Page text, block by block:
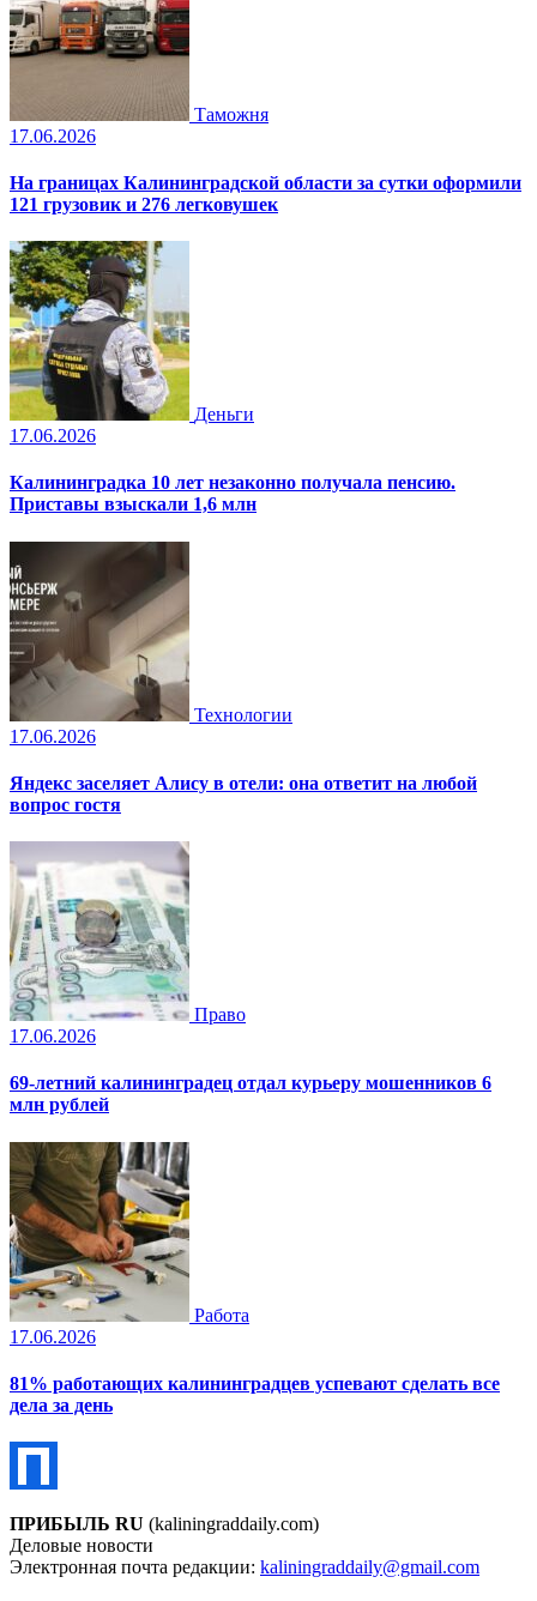
Таможня
17.06.2026
На границах Калининградской области за сутки оформили
121 грузовик и 276 легковушек
Деньги
17.06.2026
Калининградка 10 лет незаконно получала пенсию.
Приставы взыскали 1,6 млн
Технологии
17.06.2026
Яндекс заселяет Алису в отели: она ответит на любой
вопрос гостя
Право
17.06.2026
69-летний калининградец отдал курьеру мошенников 6
млн рублей
Работа
17.06.2026
81% работающих калининградцев успевают сделать все
дела за день
ПРИБЫЛЬ RU (kaliningraddaily.com)
Деловые новости
Электронная почта редакции: kaliningraddaily@gmail.com